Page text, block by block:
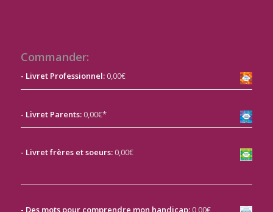
Commander:
- Livret Professionnel:0,00€
- Livret Parents:0,00€*
- Livret frères et soeurs:0,00€
- Des mots pour comprendre mon handicap:0,00€